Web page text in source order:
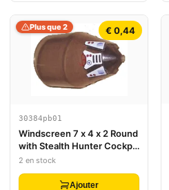
€ 0,44
Plus que 2
30384pb01
Windscreen 7 x 4 x 2 Round
with Stealth Hunter Cockpit
Pattern (Stickers) - Set
7700
2 en stock
Ajouter